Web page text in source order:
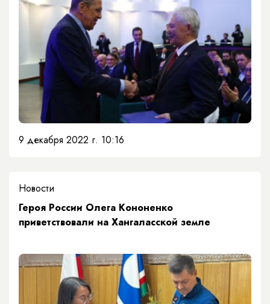
9 декабря 2022 г. 10:16
Новости
Героя России Олега Кононенко
приветствовали на Хангаласской земле